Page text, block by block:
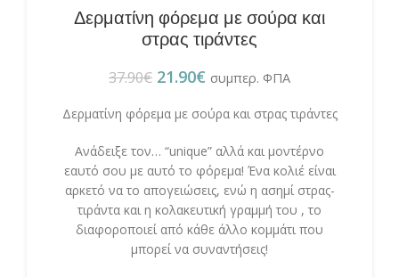
Δερματίνη φόρεμα με σούρα και
στρας τιράντες
37.90€ 21.90€ συμπερ. ΦΠΑ
Δερματίνη φόρεμα με σούρα και στρας τιράντες
Ανάδειξε τον… “unique” αλλά και μοντέρνο
εαυτό σου με αυτό το φόρεμα! Ένα κολιέ είναι
αρκετό να το απογειώσεις, ενώ η ασημί στρας-
τιράντα και η κολακευτική γραμμή του , το
διαφοροποιεί από κάθε άλλο κομμάτι που
μπορεί να συναντήσεις!